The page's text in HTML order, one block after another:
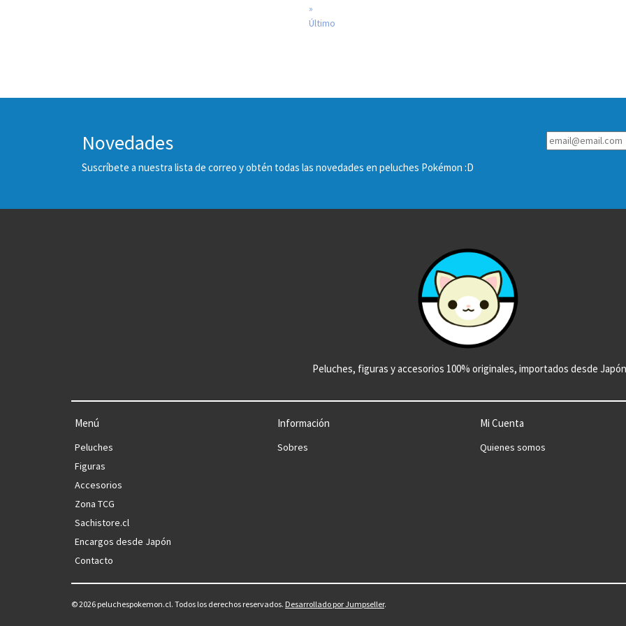
»
Último
Novedades
Suscríbete a nuestra lista de correo y obtén todas las novedades en peluches Pokémon :D
Peluches, figuras y accesorios 100% originales, importados desde Japón
Menú
Peluches
Figuras
Accesorios
Zona TCG
Sachistore.cl
Encargos desde Japón
Contacto
Información
Sobres
Mi Cuenta
Quienes somos
© 2026 peluchespokemon.cl. Todos los derechos reservados. Desarrollado por Jumpseller.